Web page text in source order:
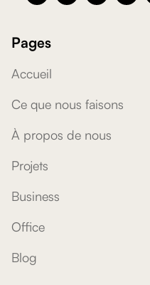
Pages
Accueil
Ce que nous faisons
À propos de nous
Projets
Business
Office
Blog